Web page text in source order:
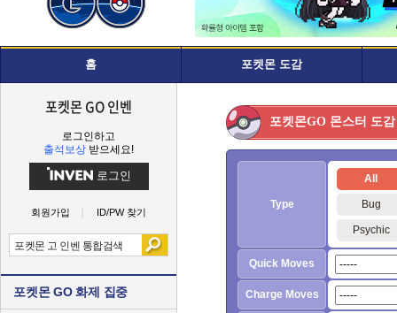
홈 포켓몬 도감
포켓몬 GO 인벤
로그인하고
출석보상 받으세요!
로그인
회원가입 ID/PW 찾기
포켓몬 GO 화제 집중
포켓몬GO 몬스터 도감
Type
All
Bug
Psychic
Quick Moves
Charge Moves